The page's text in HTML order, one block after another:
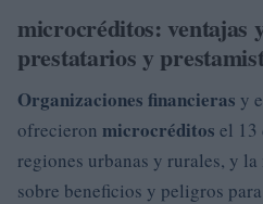
microcréditos: ventajas
prestatarios y
Organizaciones financieras y
ofrecieron microcréditos el 13
regiones urbanas y rurales, y
sobre beneficios y peligros